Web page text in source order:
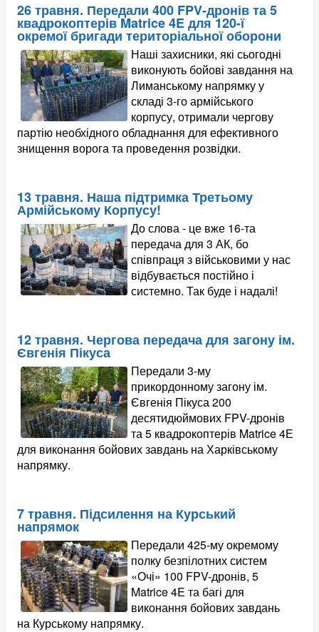
26 травня. Передали 400 FPV-дронів та 5
квадрокоптерів Matrice 4E для 120-ї
окремої бригади територіальної оборони
Наші захисники, які сьогодні
виконують бойові завдання на
Лиманському напрямку у
складі 3-го армійського
корпусу, отримали чергову
партію необхідного обладнання для ефективного
знищення ворога та проведення розвідки.
13 травня. Наша підтримка Третьому
Армійському Корпусу!
До слова - це вже 16-та
передача для 3 АК, бо
співпраця з військовими у нас
відбувається постійно і
системно. Так буде і надалі!
12 травня. Чергова передача для загону ім.
Євгенія Пікуса
Передали 3-му
прикордонному загону ім.
Євгенія Пікуса 200
десятидюймових FPV-дронів
та 5 квадрокоптерів Matrice 4Е
для виконання бойових завдань на Харківському
напрямку.
7 травня. Підсилення на Курський
напрямок
Передали 425-му окремому
полку безпілотних систем
«Очі» 100 FPV-дронів, 5
Matrice 4E та багі для
виконання бойових завдань
на Курському напрямку.